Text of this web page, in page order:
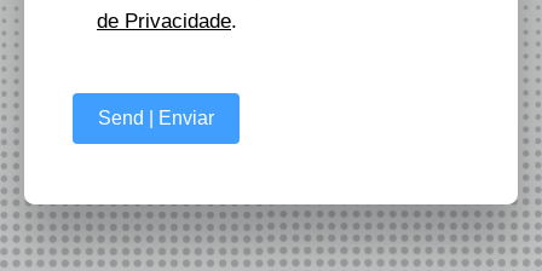
de Privacidade.
Send | Enviar